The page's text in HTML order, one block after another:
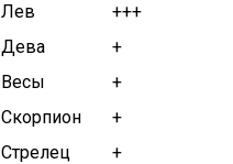
Лев
+++
Дева
+
Весы
+
Скорпион
+
Стрелец
+